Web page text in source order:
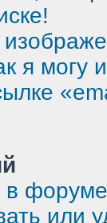
я могу
в
или